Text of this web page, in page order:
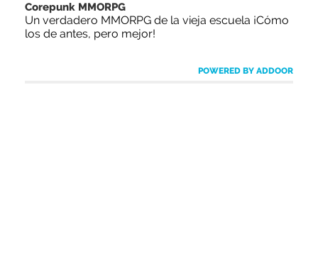
Corepunk MMORPG
Un verdadero MMORPG de la vieja escuela ¡Cómo
los de antes, pero mejor!
POWERED BY ADDOOR